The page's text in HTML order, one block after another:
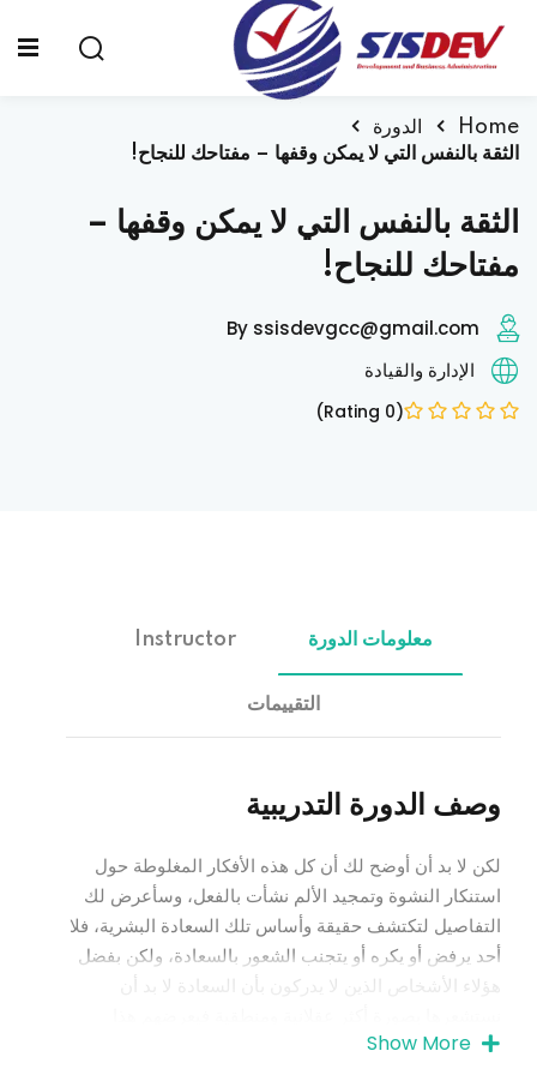
Home
الدورة
الثقة بالنفس التي لا يمكن وقفها – مفتاحك للنجاح!
الثقة بالنفس التي لا يمكن وقفها –
مفتاحك للنجاح!
By ssisdevgcc@gmail.com
الإدارة والقيادة
(0 Rating)
معلومات الدورة Instructor
التقييمات
وصف الدورة التدريبية
لكن لا بد أن أوضح لك أن كل هذه الأفكار المغلوطة حول
استنكار النشوة وتمجيد الألم نشأت بالفعل، وسأعرض لك
التفاصيل لتكتشف حقيقة وأساس تلك السعادة البشرية، فلا
أحد يرفض أو يكره أو يتجنب الشعور بالسعادة، ولكن بفضل
هؤلاء الأشخاص الذين لا يدركون بأن السعادة لا بد أن
لمواجهة الظروف الأليمة، وأكرر بأنه
Show More
Sign in
Don’t have an account?Sign up
Remember me